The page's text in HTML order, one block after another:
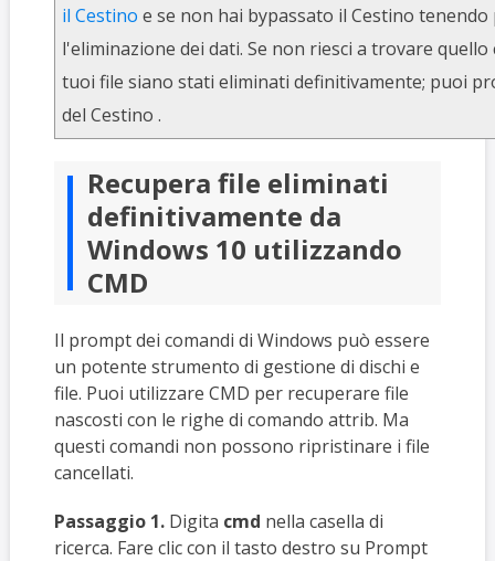
il Cestino e se non hai bypassato il Cestino
l'eliminazione dei dati. Se non riesci a trovare
tuoi file siano stati eliminati definitivamente; puoi
del Cestino .
Recupera file eliminati
definitivamente da
Windows 10 utilizzando
CMD
Il prompt dei comandi di Windows può essere
un potente strumento di gestione di dischi e
file. Puoi utilizzare CMD per recuperare file
nascosti con le righe di comando attrib. Ma
questi comandi non possono ripristinare i file
cancellati.
Passaggio 1.Digita cmd nella casella di
ricerca. Fare clic con il tasto destro su Prompt